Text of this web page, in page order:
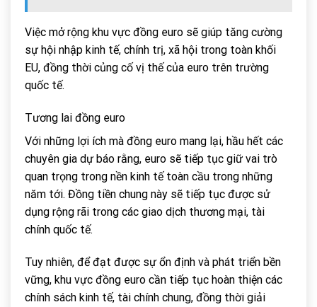
Việc mở rộng khu vực đồng euro sẽ giúp tăng cường
sự hội nhập kinh tế, chính trị, xã hội trong toàn khối
EU, đồng thời củng cố vị thế của euro trên trường
quốc tế.
Tương lai đồng euro
Với những lợi ích mà đồng euro mang lại, hầu hết các
chuyên gia dự báo rằng, euro sẽ tiếp tục giữ vai trò
quan trọng trong nền kinh tế toàn cầu trong những
năm tới. Đồng tiền chung này sẽ tiếp tục được sử
dụng rộng rãi trong các giao dịch thương mại, tài
chính quốc tế.
Tuy nhiên, để đạt được sự ổn định và phát triển bền
vững, khu vực đồng euro cần tiếp tục hoàn thiện các
chính sách kinh tế, tài chính chung, đồng thời giải